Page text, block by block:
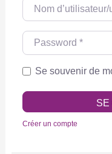
Nom d’utilisateur/
Password
Se souvenir de
SE
Créer un compte